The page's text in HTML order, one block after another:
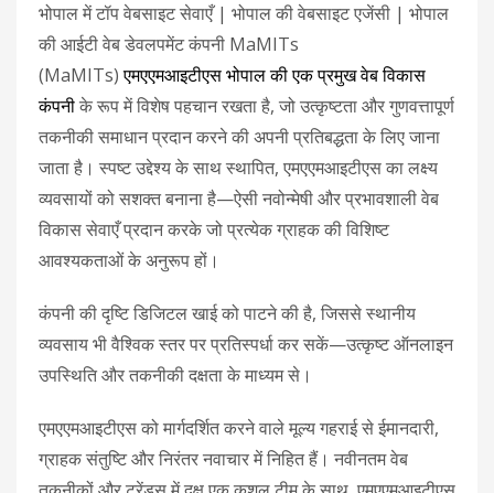
भोपाल में टॉप वेबसाइट सेवाएँ | भोपाल की वेबसाइट एजेंसी | भोपाल
की आईटी वेब डेवलपमेंट कंपनी MaMITs
(MaMITs)एमएएमआइटीएस भोपाल की एक प्रमुख वेब विकास
कंपनीके रूप में विशेष पहचान रखता है, जो उत्कृष्टता और गुणवत्तापूर्ण
तकनीकी समाधान प्रदान करने की अपनी प्रतिबद्धता के लिए जाना
जाता है। स्पष्ट उद्देश्य के साथ स्थापित, एमएएमआइटीएस का लक्ष्य
व्यवसायों को सशक्त बनाना है—ऐसी नवोन्मेषी और प्रभावशाली वेब
विकास सेवाएँ प्रदान करके जो प्रत्येक ग्राहक की विशिष्ट
आवश्यकताओं के अनुरूप हों।
कंपनी की दृष्टि डिजिटल खाई को पाटने की है, जिससे स्थानीय
व्यवसाय भी वैश्विक स्तर पर प्रतिस्पर्धा कर सकें—उत्कृष्ट ऑनलाइन
उपस्थिति और तकनीकी दक्षता के माध्यम से।
एमएएमआइटीएस को मार्गदर्शित करने वाले मूल्य गहराई से ईमानदारी,
ग्राहक संतुष्टि और निरंतर नवाचार में निहित हैं। नवीनतम वेब